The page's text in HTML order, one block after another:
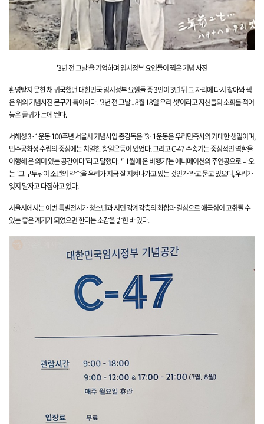
'3년 전 그날'을 기억하며 임시정부 요인들이 찍은 기념 사진
환영받지 못한 채 귀국했던 대한민국 임시정부 요원들 중 3인이 3년 뒤 그 자리에 다시 찾아와 찍
은 위의 기념사진 문구가 특이하다. ‘3년전 그날... 8월 18일 우리 셋’이라고 자신들의 소회를 적어
놓은 글귀가 눈에 띈다.
서해성 3·1운동 100주년 서울시 기념사업 총감독은 “3·1운동은 우리민족사의 거대한 생일이며,
민주공화정 수립의 중심에는 치열한 항일운동이 있었다. 그리고 C-47 수송기는 중심적인 역할을
이행해 온 의미 있는 공간이다”라고 말했다. ‘11월에 온 비행기’는 애니메이션의 주인공으로 나오
는 ‘그 구두닦이 소년의 약속을 우리가 지금 잘 지켜나가고 있는 것인가’라고 묻고 있으며, 우리가
잊지 말자고 다짐하고 있다.
서울시에서는 이번특별전시가 청소년과 시민 각계각층의 화합과 결심으로 애국심이 고취될 수
있는 좋은 계기가 되었으면 한다는 소감을 밝힌 바 있다.